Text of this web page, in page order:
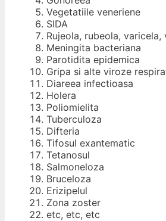
Vegetatiile veneriene
SIDA
Rujeola, rubeola, varicela,
Meningita bacteriana
Parotidita epidemica
Gripa si alte viroze
Diareea infectioasa
Holera
Poliomielita
Tuberculoza
Difteria
Tifosul exantematic
Tetanosul
Salmoneloza
Bruceloza
Erizipelul
Zona zoster
etc, etc, etc